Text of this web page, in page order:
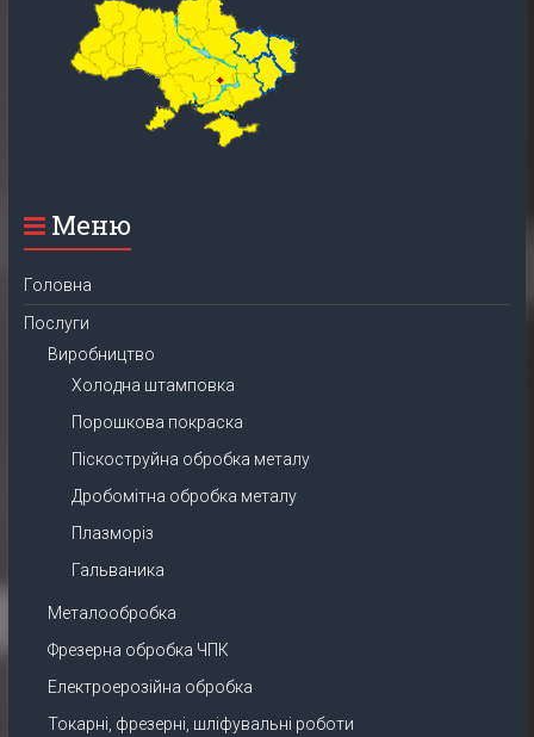
Меню
Головна
Послуги
Виробництво
Холодна штамповка
Порошкова покраска
Піскоструйна обробка металу
Дробомітна обробка металу
Плазморіз
Гальваника
Металообробка
Фрезерна обробка ЧПК
Електроерозійна обробка
Токарні, фрезерні, шліфувальні роботи